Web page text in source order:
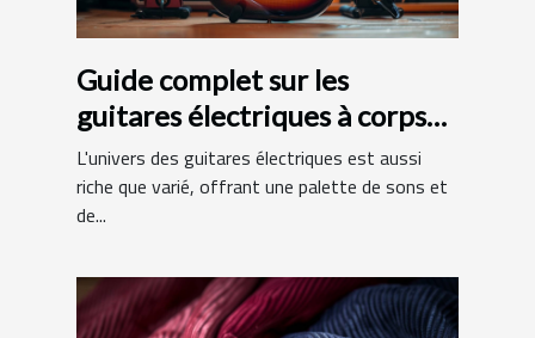
Guide complet sur les
guitares électriques à corps
en aulne et manche en érable
L'univers des guitares électriques est aussi
riche que varié, offrant une palette de sons et
de...